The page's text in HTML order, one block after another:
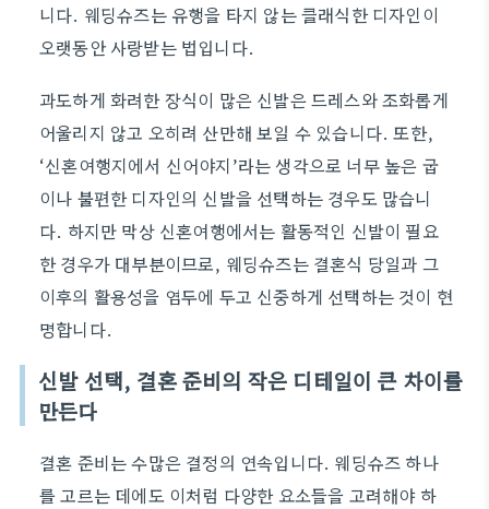
니다. 웨딩슈즈는 유행을 타지 않는 클래식한 디자인이
오랫동안 사랑받는 법입니다.
과도하게 화려한 장식이 많은 신발은 드레스와 조화롭게
어울리지 않고 오히려 산만해 보일 수 있습니다. 또한,
‘신혼여행지에서 신어야지’라는 생각으로 너무 높은 굽
이나 불편한 디자인의 신발을 선택하는 경우도 많습니
다. 하지만 막상 신혼여행에서는 활동적인 신발이 필요
한 경우가 대부분이므로, 웨딩슈즈는 결혼식 당일과 그
이후의 활용성을 염두에 두고 신중하게 선택하는 것이 현
명합니다.
신발 선택, 결혼 준비의 작은 디테일이 큰 차이를
만든다
결혼 준비는 수많은 결정의 연속입니다. 웨딩슈즈 하나
를 고르는 데에도 이처럼 다양한 요소들을 고려해야 하